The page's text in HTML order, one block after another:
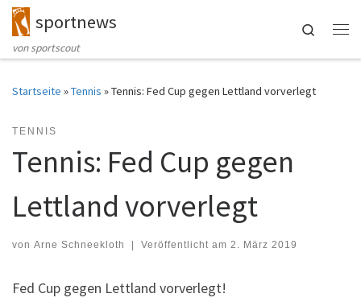
Zum Inhalt springen
sportnews
von sportscout
Search
Startseite »Tennis »Tennis: Fed Cup gegen Lettland vorverlegt
TENNIS
Tennis: Fed Cup gegen
Lettland vorverlegt
von Arne Schneekloth | Veröffentlicht am 2. März 2019
Fed Cup gegen Lettland vorverlegt!